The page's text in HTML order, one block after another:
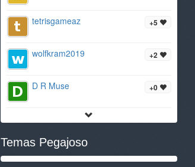
+5
tetrisgameaz
+2
wolfkram2019
+0
D R Muse
Temas Pegajoso